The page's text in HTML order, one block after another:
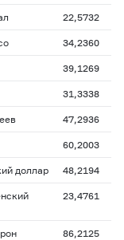
22,5732
34,2360
39,1269
31,3338
47,2936
60,2003
доллар 48,2194
23,4761
86,2125